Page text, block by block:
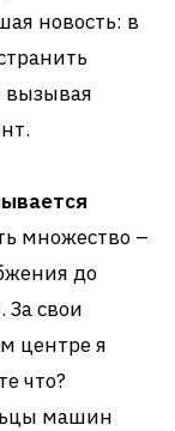
новость: в
вызывая
множество –
до
За свои
центре я
что?
машин